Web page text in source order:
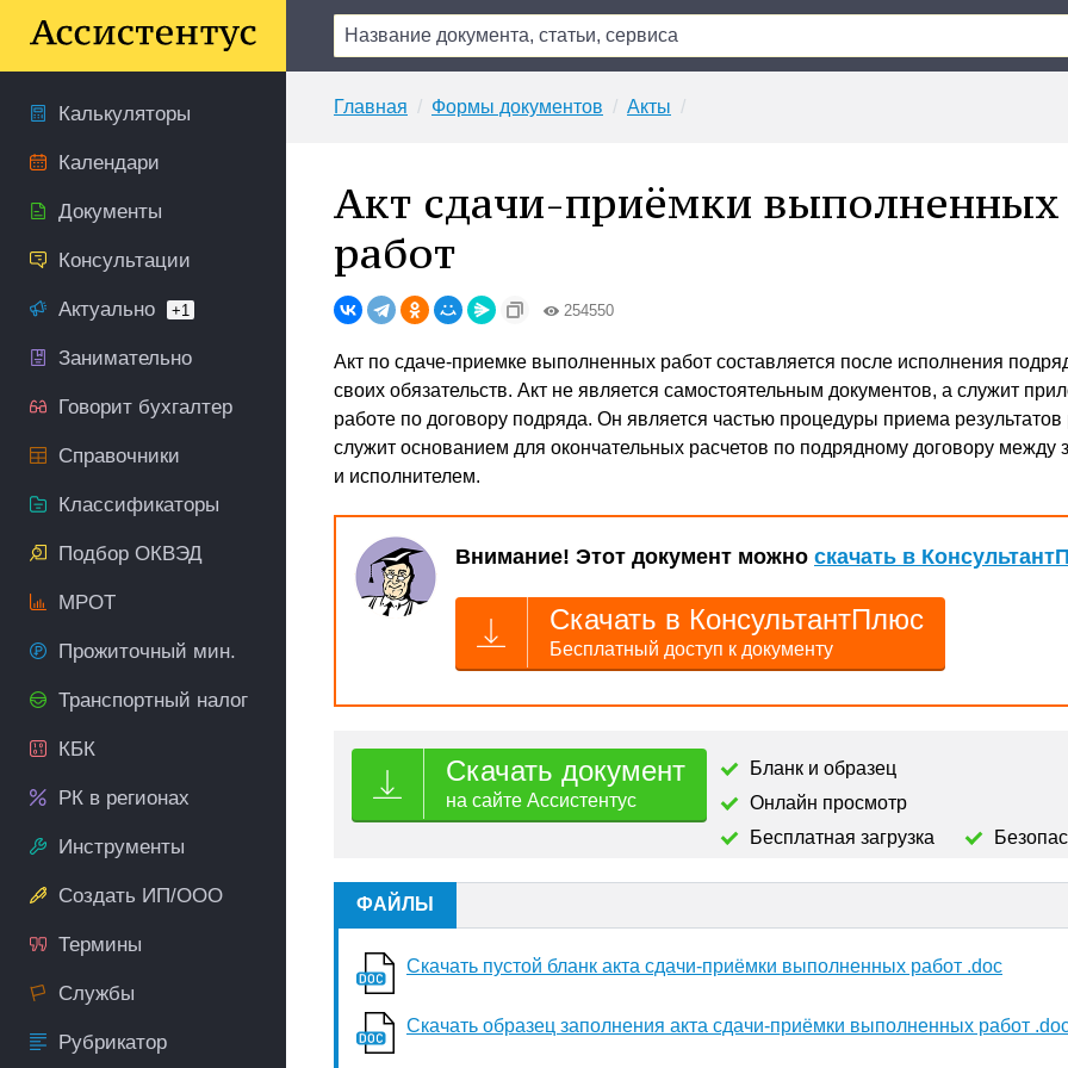
Калькуляторы
Календари
Документы
Консультации
Актуально +1
Занимательно
Говорит бухгалтер
Справочники
Классификаторы
Подбор ОКВЭД
МРОТ
Прожиточный мин.
Транспортный налог
КБК
РК в регионах
Инструменты
Создать ИП/ООО
Термины
Службы
Рубрикатор
Главная Формы документов Акты
Акт сдачи-приёмки выполненных
работ
254550
Акт по сдаче-приемке выполненных работ составляется после исполнения
своих обязательств. Акт не является самостоятельным документов, а служит
работе по договору подряда. Он является частью процедуры приема
служит основанием для окончательных расчетов по подрядному договору между
и исполнителем.
Внимание! Этот документ можно скачать в
Скачать в КонсультантПлюс
Бесплатный доступ к документу
Скачать документ
на сайте Ассистентус
Бланк и образец
Онлайн просмотр
Бесплатная загрузка
ФАЙЛЫ
Скачать пустой бланк акта сдачи-приёмки выполненных работ .doc
Скачать образец заполнения акта сдачи-приёмки выполненных работ